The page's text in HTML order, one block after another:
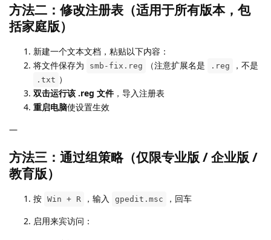
方法二：修改注册表（适用于所有版本，包
括家庭版）
新建一个文本文档，粘贴以下内容：
将文件保存为
smb-fix.reg （注意扩展名是 .reg ，不是
.txt ）
双击运行该 .reg 文件 ，导入注册表
重启电脑使设置生效
—
方法三：通过组策略（仅限专业版 / 企业版 /
教育版）
按 Win + R ，输入 gpedit.msc
，回车
启用来宾访问：